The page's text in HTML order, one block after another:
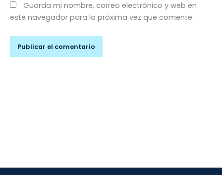
Guarda mi nombre, correo electrónico y web en
este navegador para la próxima vez que comente.